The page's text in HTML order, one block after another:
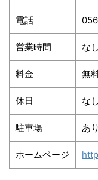
電話
営業時間 な
料金 無
休日 なし
駐車場 あ
ホームページ